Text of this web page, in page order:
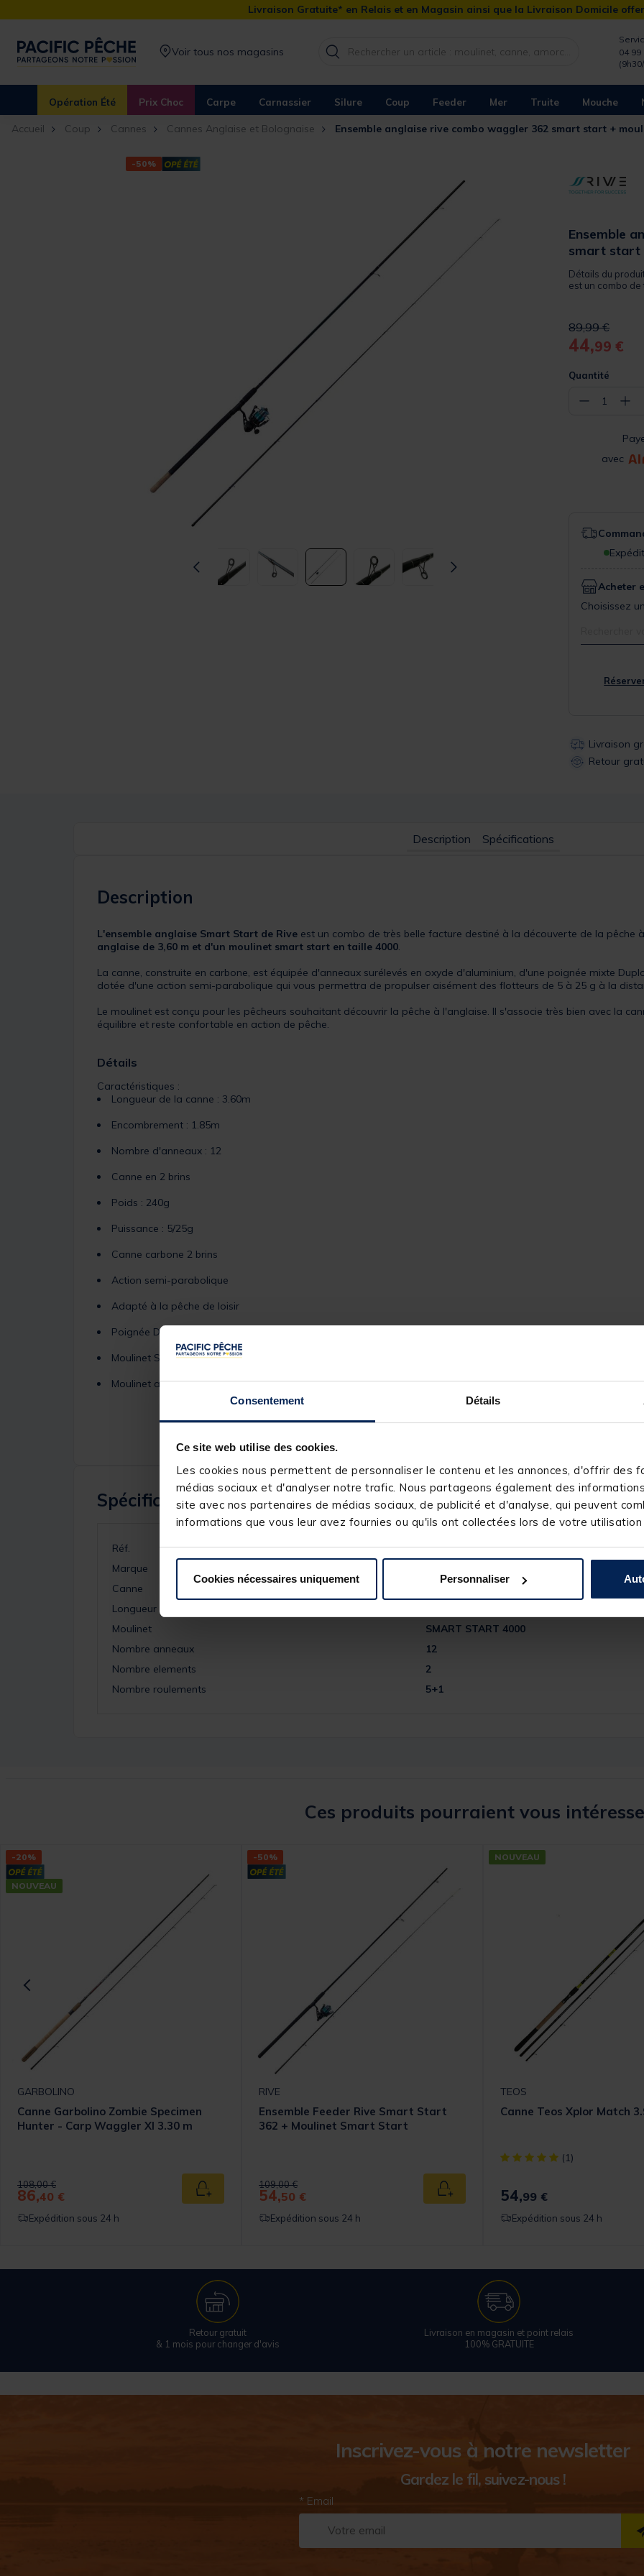
Consentement Détails
Ce site web utilise des cookies.
Les cookies nous permettent de personnaliser le contenu et les annonces, d'offrir des
médias sociaux et d'analyser notre trafic. Nous partageons également des
site avec nos partenaires de médias sociaux, de publicité et d'analyse, qui peuvent
informations que vous leur avez fournies ou qu'ils ont collectées lors de votre
Cookies nécessaires uniquement Personnaliser
Livraison Gratuite* en Relais et en Magasin ainsi que la Livraison Domicile
Voir tous nos magasins
04 99
Opération Été Prix Choc Carpe Carnassier Silure Coup Feeder Mer Truite Mouche
Accueil Coup Cannes Cannes Anglaise et Bolognaise Ensemble anglaise rive combo waggler 362 smart start +
-50%
Ensemble
smart start
Détails du
est un combo
Price reduced
89,99 €to
44,99 €
Quantité
− 1 +
avec
Acheter
Choisissez
Livraison
Retour
Description Spécifications
Description
L'ensemble anglaise Smart Start de Rive est un combo de très belle facture destiné à la découverte de la pêche
anglaise de 3,60 m et d'un moulinet smart start en taille 4000.
La canne, construite en carbone, est équipée d'anneaux surélevés en oxyde d'aluminium, d'une poignée mixte
dotée d'une action semi-parabolique qui vous permettra de propulser aisément des flotteurs de 5 à 25 g à la
Le moulinet est conçu pour les pêcheurs souhaitant découvrir la pêche à l'anglaise. Il s'associe très bien avec la
équilibre et reste confortable en action de pêche.
Détails
Caractéristiques :
Longueur de la canne : 3.60m
Encombrement : 1.85m
Nombre d'anneaux : 12
Canne en 2 brins
Poids : 240g
Puissance : 5/25g
Canne carbone 2 brins
Action semi-parabolique
Adapté à la pêche de loisir
Poignée Duplon et liège
Moulinet SMART START 4000 inclus
Moulinet avec 5+1 roulements à billes
Spécifications
Réf.
154965-1
Marque
Canne
Anglaise smart start
Longueur
Moulinet
SMART START 4000
Nombre anneaux
12
Nombre elements
2
Nombre roulements
5+1
Ces produits pourraient vous
panier
-20%
NOUVEAU
GARBOLINO
Canne Garbolino Zombie Specimen
Hunter - Carp Waggler Xl 3.30 m
Price reduced from
108,00 €to
86,40 € Ajouter au panier
Expédition sous 24 h
-50%
RIVE
Ensemble Feeder Rive Smart Start
362 + Moulinet Smart Start
Price reduced from
109,00 €to
54,50 € Ajouter au panier
Expédition sous 24 h
NOUVEAU
TEOS
Canne Teos Xplor Match
[object Object] out of 5
(1)
54,99 €
Expédition sous 24 h
Retour gratuit
& 1 mois pour changer d'avis
Livraison en magasin et point relais
100% GRATUITE
Inscrivez-vous à notre newsletter
Gardez le fil, suivez-nous !
* Email